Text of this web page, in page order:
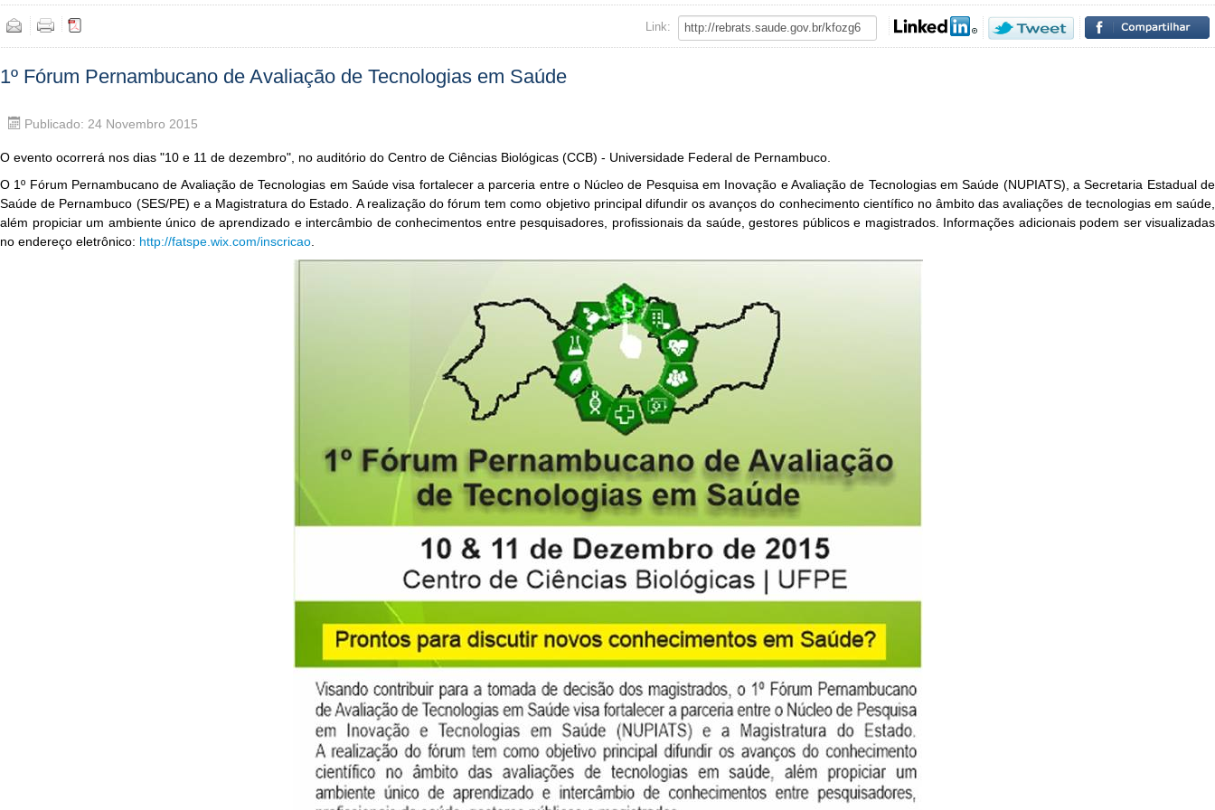
Link:
1º Fórum Pernambucano de Avaliação de Tecnologias em Saúde
Publicado: 24 Novembro 2015
O evento ocorrerá nos dias "10 e 11 de dezembro", no auditório do Centro de Ciências Biológicas (CCB) - Universidade Federal de Pernambuco.
O 1º Fórum Pernambucano de Avaliação de Tecnologias em Saúde visa fortalecer a parceria entre o Núcleo de Pesquisa em Inovação e Avaliação de Tecnologias em Saúde (NUPIATS), a Secretaria Estadual de
Saúde de Pernambuco (SES/PE) e a Magistratura do Estado. A realização do fórum tem como objetivo principal difundir os avanços do conhecimento científico no âmbito das avaliações de tecnologias em saúde,
além propiciar um ambiente único de aprendizado e intercâmbio de conhecimentos entre pesquisadores, profissionais da saúde, gestores públicos e magistrados. Informações adicionais podem ser visualizadas
no endereço eletrônico: http://fatspe.wix.com/inscricao